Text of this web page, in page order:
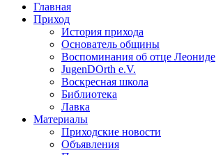
Главная
Приход
История прихода
Основатель общины
Воспоминания об отце Леониде
JugenDOrth e.V.
Воскресная школа
Библиотека
Лавка
Материалы
Приходские новости
Объявления